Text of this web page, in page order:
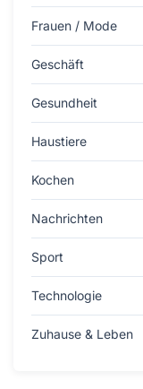
Frauen / Mode
Geschäft
Gesundheit
Haustiere
Kochen
Nachrichten
Sport
Technologie
Zuhause & Leben